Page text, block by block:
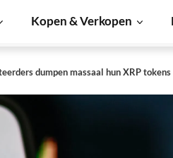
Kopen & Verkopen
dumpen massaal hun XRP